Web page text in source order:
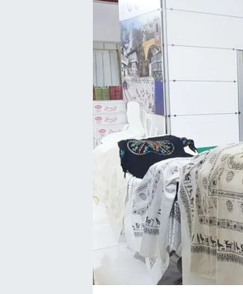
Daday Haberleri
Devrekani Haberleri
Doğanyurt Haberleri
Hanönü Haberleri
İhsangazi Haberleri
İnebolu Haberleri
Küre Haberleri